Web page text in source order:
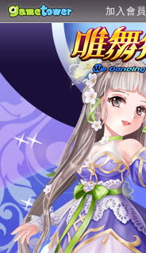
加入會員